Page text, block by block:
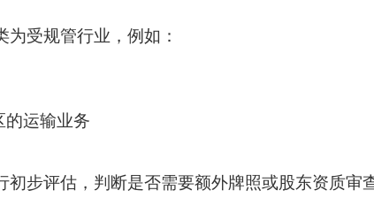
受规管行业，例如：
的运输业务
初步评估，判断是否需要额外牌照或股东资质审